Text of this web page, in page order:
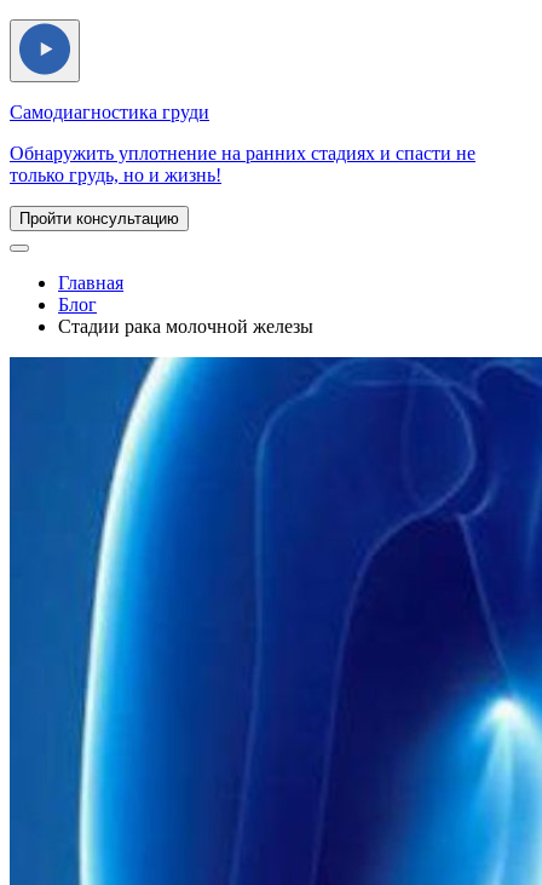
Самодиагностика груди
Обнаружить уплотнение на ранних стадиях и спасти не
только грудь, но и жизнь!
Пройти консультацию
Главная
Блог
Стадии рака молочной железы